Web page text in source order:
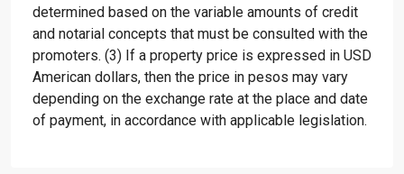
determined based on the variable amounts of credit
and notarial concepts that must be consulted with the
promoters. (3) If a property price is expressed in USD
American dollars, then the price in pesos may vary
depending on the exchange rate at the place and date
of payment, in accordance with applicable legislation.